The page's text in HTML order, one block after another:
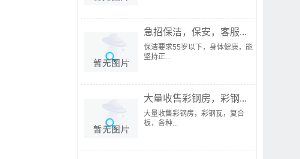
急招保洁，保安，客服...
保洁要求55岁以下，身体健康，能
坚持正...
大量收售彩钢房，彩钢...
大量收售彩钢房，彩钢瓦，复合
板，各种...